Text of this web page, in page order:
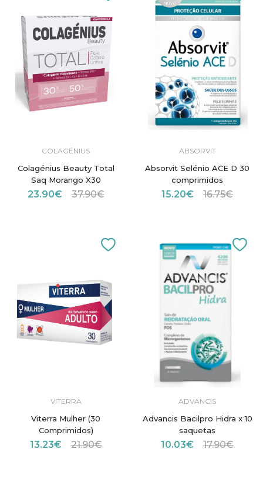
COLAGÉNIUS
Colagénius Beauty Total
Saq Morango X30
23.90€ 37.90€
ABSORVIT
Absorvit Selénio ACE D 30
comprimidos
15.20€ 16.75€
VITERRA
Viterra Mulher (30
Comprimidos)
13.23€ 21.90€
ADVANCIS
Advancis Bacilpro Hidra x 10
saquetas
10.03€ 17.90€